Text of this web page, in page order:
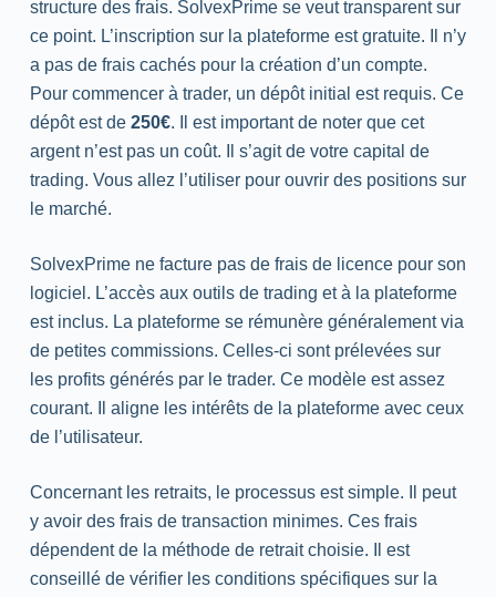
structure des frais. SolvexPrime se veut transparent sur
ce point. L’inscription sur la plateforme est gratuite. Il n’y
a pas de frais cachés pour la création d’un compte.
Pour commencer à trader, un dépôt initial est requis. Ce
dépôt est de 250€. Il est important de noter que cet
argent n’est pas un coût. Il s’agit de votre capital de
trading. Vous allez l’utiliser pour ouvrir des positions sur
le marché.
SolvexPrime ne facture pas de frais de licence pour son
logiciel. L’accès aux outils de trading et à la plateforme
est inclus. La plateforme se rémunère généralement via
de petites commissions. Celles-ci sont prélevées sur
les profits générés par le trader. Ce modèle est assez
courant. Il aligne les intérêts de la plateforme avec ceux
de l’utilisateur.
Concernant les retraits, le processus est simple. Il peut
y avoir des frais de transaction minimes. Ces frais
dépendent de la méthode de retrait choisie. Il est
conseillé de vérifier les conditions spécifiques sur la